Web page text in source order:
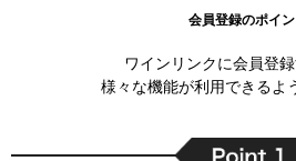
会員登録のポイン
ワインリンクに会員登
様々な機能が利用できるよ